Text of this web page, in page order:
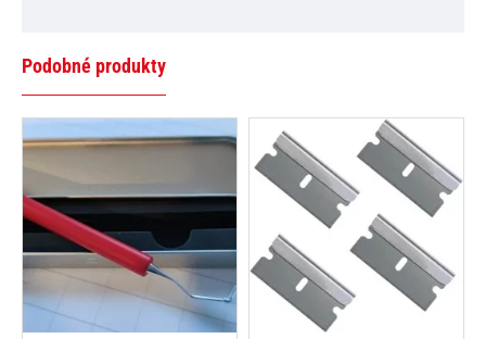
Podobné produkty